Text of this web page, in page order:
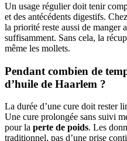
Un usage régulier doit tenir
et des antécédents digestifs.
la priorité reste aussi de manger
suffisamment. Sans cela, la
même les mollets.
Pendant combien de
d’huile de Haarlem ?
La durée d’une cure doit rester
Une cure prolongée sans suivi
pour la perte de poids. Les
traditionnel, pas d’une prise